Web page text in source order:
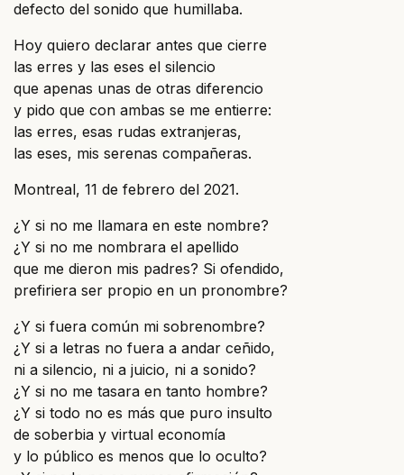
defecto del sonido que humillaba.
Hoy quiero declarar antes que cierre
las erres y las eses el silencio
que apenas unas de otras diferencio
y pido que con ambas se me entierre:
las erres, esas rudas extranjeras,
las eses, mis serenas compañeras.
Montreal, 11 de febrero del 2021.
¿Y si no me llamara en este nombre?
¿Y si no me nombrara el apellido
que me dieron mis padres? Si ofendido,
prefiriera ser propio en un pronombre?
¿Y si fuera común mi sobrenombre?
¿Y si a letras no fuera a andar ceñido,
ni a silencio, ni a juicio, ni a sonido?
¿Y si no me tasara en tanto hombre?
¿Y si todo no es más que puro insulto
de soberbia y virtual economía
y lo público es menos que lo oculto?